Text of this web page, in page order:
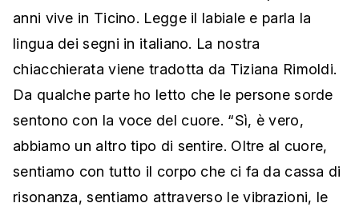
anni vive in Ticino. Legge il labiale e parla la
lingua dei segni in italiano. La nostra
chiacchierata viene tradotta da Tiziana Rimoldi.
Da qualche parte ho letto che le persone sorde
sentono con la voce del cuore. “Sì, è vero,
abbiamo un altro tipo di sentire. Oltre al cuore,
sentiamo con tutto il corpo che ci fa da cassa di
risonanza, sentiamo attraverso le vibrazioni, le